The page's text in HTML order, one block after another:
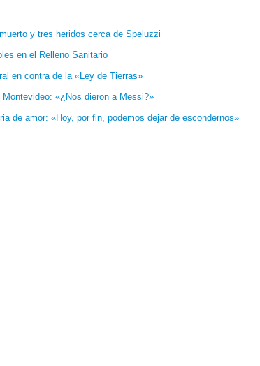
y tres heridos cerca de Speluzzi
en el Relleno Sanitario
en contra de la «Ley de Tierras»
«¿Nos dieron a Messi?»
de amor: «Hoy, por fin, podemos dejar de escondernos»